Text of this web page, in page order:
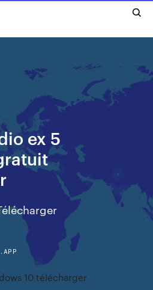
ex 5
10 télécharger